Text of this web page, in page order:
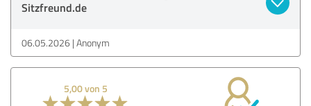
Sitzfreund.de
06.05.2026 Anonym
5,00 von 5